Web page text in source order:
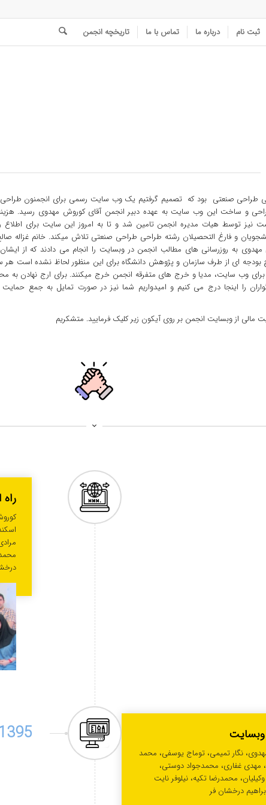
ثبت نام درباره ما تماس با ما تاریخچه انجمن
طراحی صنعتی بود که تصمیم گرفتیم یک وب سایت رسمی برای انجمنون طراحی
و ساخت این وب سایت به عهده دبیر انجمن آقای کوروش مهدوی رسید.
نیز توسط هیات مدیره انجمن تامین شد و تا به امروز این سایت برای اطلاع
و فارغ التحصیلان رشته طراحی طراحی صنعتی تلاش میکند. خانم غزاله
مهدوی به روزرسانی های مطالب انجمن در وبسایت را انجام می دادند که از
بودجه ای از طرف سازمان و پژوهش دانشگاه برای این منظور لحاظ نشده است هر
وب سایت، مدیا و خرج های متفرقه انجمن خرج میکنند. برای ارج نهادن به
را اینجا درج می کنیم و امیدواریم شما نیز در صورت تمایل به جمع حمایت
مالی از وبسایت انجمن بر روی آیکون زیر کلیک فرمایید. متشکریم
نگار تمیمی، توماج یوسفی، محمد
مهدی غفاری، محمدجواد دوستی،
محمدرضا تکیه، نیلوفر نایت
درخشان فر